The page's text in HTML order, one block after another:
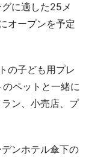
に適した25メ
オープンを予定
の子ども用プレ
ペットと一緒に
ン、小売店、プ
ンホテル傘下の